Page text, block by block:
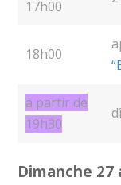
17h00
18h00
à partir de
19h30
Dimanche 27